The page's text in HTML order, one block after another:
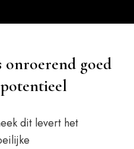
onroerend goed
dit levert het